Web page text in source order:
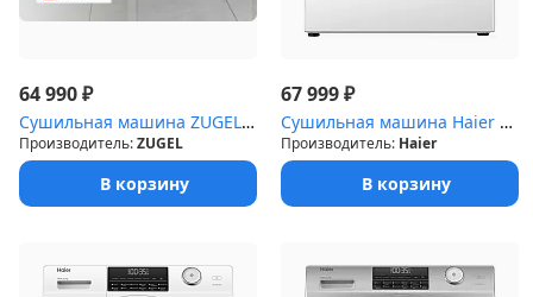
64 990₽
Сушильная машина ZUGEL ZDF81HP Heat Pum
Производитель:ZUGEL
В корзину
67 999₽
Сушильная машина Haier HD90-A2929B
Производитель: Haier
В корзину